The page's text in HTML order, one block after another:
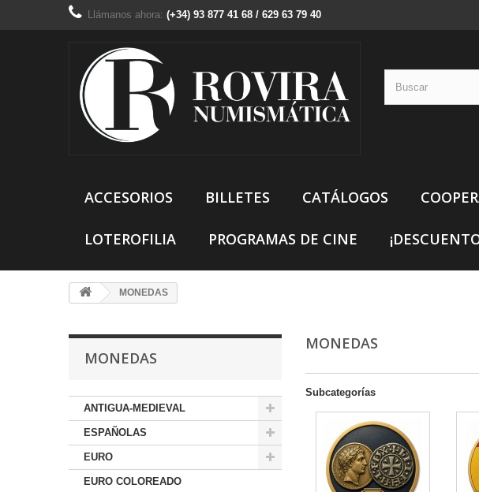
Llámanos ahora: (+34) 93 877 41 68 / 629 63 79 40
ACCESORIOS BILLETES CATÁLOGOS
LOTEROFILIA PROGRAMAS DE CINE
MONEDAS
MONEDAS
ANTIGUA-MEDIEVAL
ESPAÑOLAS
EURO
EURO COLOREADO
MONEDAS
Subcategorías